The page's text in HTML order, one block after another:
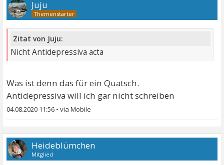
Juju
Zitat von Juju:
Nicht Antidepressiva acta
Was ist denn das für ein Quatsch.
Antidepressiva will ich gar nicht schreiben
04.08.2020 11:56 •
Heideblümchen
Mitglied